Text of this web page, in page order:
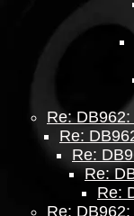
Re:
Re:
Re:
Re:
Re:
Re: